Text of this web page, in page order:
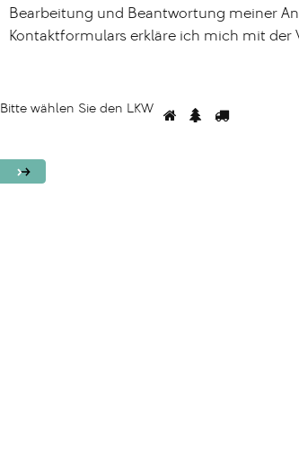
Bearbeitung und Beantwortung meiner
Kontaktformulars erkläre ich mich mit der
Bitte wählen Sie den LKW
Bitte